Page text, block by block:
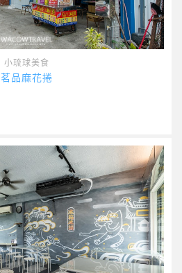
小琉球美食
茗品麻花捲